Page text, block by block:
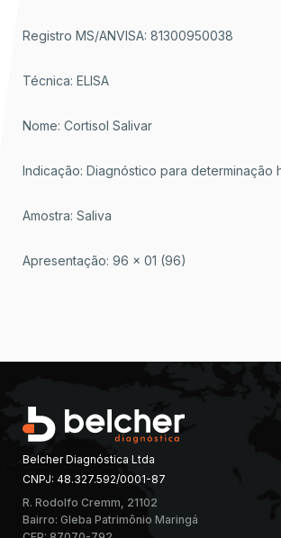
Registro MS/ANVISA: 81300950038
Técnica: ELISA
Nome: Cortisol Salivar
Indicação: Diagnóstico para determinação
Amostra: Saliva
Apresentação: 96 x 01 (96)
Belcher Diagnóstica Ltda
CNPJ: 48.327.592/0001-87
R. Rodolfo Cremm, 21102
Bairro: Gleba Patrimônio Maringá